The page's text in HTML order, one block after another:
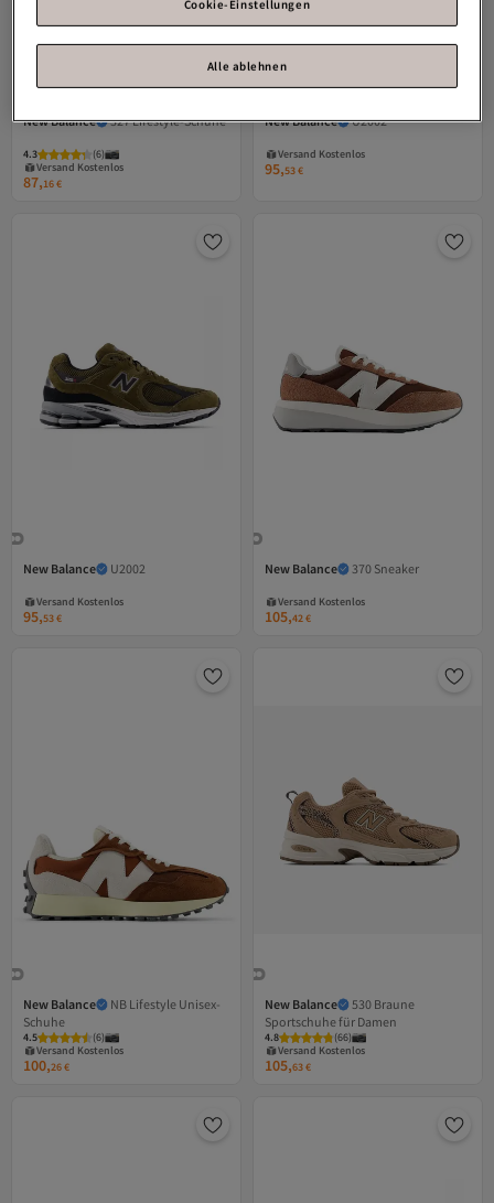
New Balance 327 Lifestyle-Schuhe
4.3 (6)
Gratis Versand
Versand Kostenlos
87,16€
New Balance U2002
Versand Kostenlos
Versand Kostenlos
95,53€
New Balance U2002
Versand Kostenlos
Versand Kostenlos
95,53€
New Balance 370 Sneaker
Versand Kostenlos
Versand Kostenlos
105,42€
New Balance
NB Lifestyle Unisex-
Schuhe
4.5 (6)
Versand Kostenlos
Gratis Versand
Versand Kostenlos
100,26€
New Balance
530 Braune
Sportschuhe für Damen
4.8 (66)
Versand Kostenlos
Gratis Versand
Versand Kostenlos
105,63€
Cookie-Einstellungen
Alle ablehnen